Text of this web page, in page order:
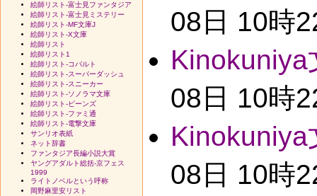
08日 10時
08日 10時
08日 10時
絵師リスト-富士見ファンタジア
絵師リスト-富士見ミステリー
絵師リスト-MF文庫J
絵師リスト-X文庫
絵師リスト
絵師リスト1
絵師リスト-コバルト
絵師リスト-スーパーダッシュ
絵師リスト-スニーカー
絵師リスト-ソノラマ文庫
絵師リスト-ビーンズ
絵師リスト-ファミ通
絵師リスト-電撃文庫
サンリオ表紙
ネット辞書
ファンタジア長編小説大賞
ヤングアダルト総括-京フェス
1999
ライトノベルという呼称
岡野麻里安リスト